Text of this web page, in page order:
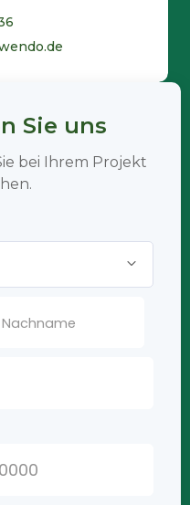
Sie uns
bei Ihrem Projekt